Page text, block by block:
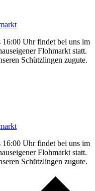
16:00 Uhr findet bei uns im
Flohmarkt statt.
Schützlingen zugute.
16:00 Uhr findet bei uns im
Flohmarkt statt.
Schützlingen zugute.